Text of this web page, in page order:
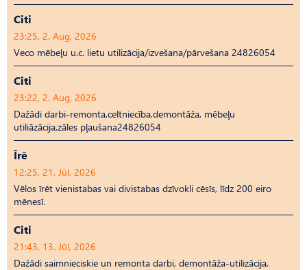
Citi
23:25, 2. Aug, 2026
Veco mēbeļu u.c. lietu utilizācija/izvešana/pārvešana 24826054
Citi
23:22, 2. Aug, 2026
Dažādi darbi-remonta,celtniecība,demontāža, mēbeļu
utiliāzācija,zāles pļaušana24826054
Īrē
12:25, 21. Jūl, 2026
Vēlos īrēt vienistabas vai divistabas dzīvokli cēsīs, līdz 200 eiro
mēnesī.
Citi
21:43, 13. Jūl, 2026
Dažādi saimnieciskie un remonta darbi, demontāža-utilizācija,